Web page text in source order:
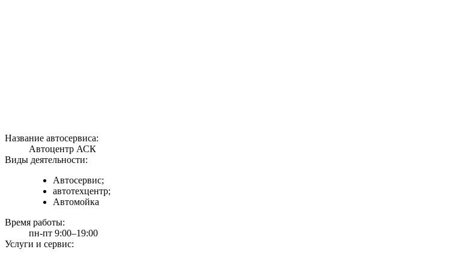
Название автосервиса:
Автоцентр АСК
Виды деятельности:
Автосервис;
автотехцентр;
Автомойка
Время работы:
пн-пт 9:00–19:00
Услуги и сервис: